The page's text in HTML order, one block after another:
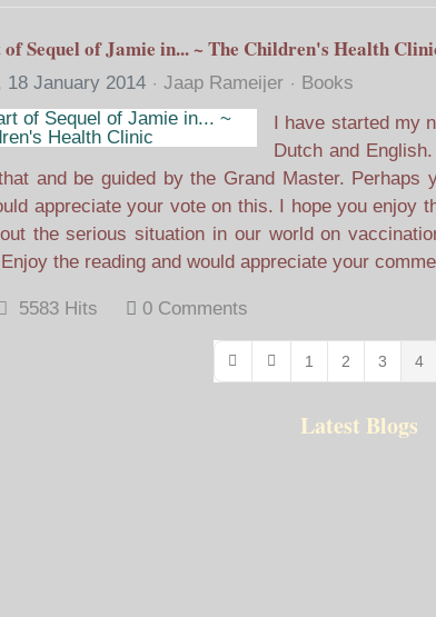
Sequel of Jamie in... ~ The Children's Health
18 January 2014 Jaap Rameijer
Books
I have started my
Dutch and
and be guided by the Grand Master.
appreciate your vote on this. I hope you enjoy
the serious situation in our world on
the reading and would appreciate your
5583 Hits 0 Comments
First PagePrevious Page
1 2 3 4
Latest Blogs